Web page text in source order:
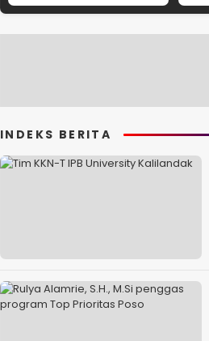
INDEKS BERITA